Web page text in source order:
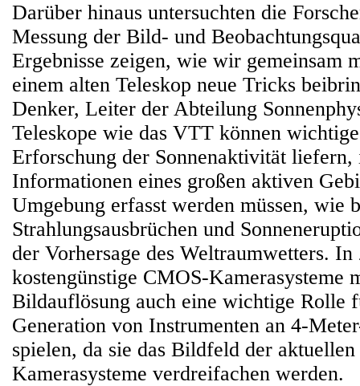
Darüber hinaus untersuchten die
Messung der Bild- und
Ergebnisse zeigen, wie wir gemeinsam
einem alten Teleskop neue Tricks
Denker, Leiter der Abteilung
Teleskope wie das VTT können
Erforschung der Sonnenaktivität liefern,
Informationen eines großen aktiven
Umgebung erfasst werden müssen, wie
Strahlungsausbrüchen und
der Vorhersage des Weltraumwetters.
kostengünstige CMOS-Kamerasysteme
Bildauflösung auch eine wichtige Rolle
Generation von Instrumenten an 4-
spielen, da sie das Bildfeld der
Kamerasysteme verdreifachen werden.